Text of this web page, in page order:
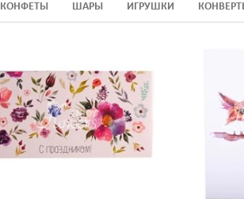
КОНФЕТЫ ШАРЫ ИГРУШКИ